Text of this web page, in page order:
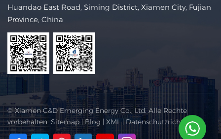
Huandao East Road, Siming District, Xiamen City, Fujian
Province, China
© Xiamen C&D Emerging Energy Co., Ltd. Alle Rechte
vorbehalten. Sitemap|Blog | XML| Datenschutzrichtlinie